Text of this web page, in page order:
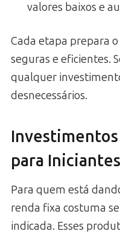
valores baixos e
Cada etapa prepara
seguras e eficientes.
qualquer
desnecessários.
para Iniciantes
Para quem está
renda fixa costuma
indicada. Esses